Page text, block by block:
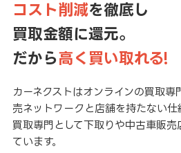
コスト削減を徹底し
買取金額に還元。
だから高く買い取れる!
カーネクストはオンラインの買取専
売ネットワークと店舗を持たない仕
買取専門として下取りや中古車販
ています。